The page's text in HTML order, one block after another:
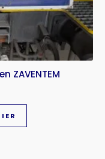
ZAVENTEM